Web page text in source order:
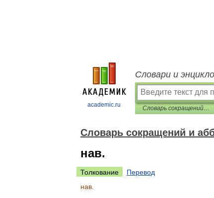
academic.ru
Словари и
Словарь сокращений и аббревиатур
Словарь сокращений и
нав.
Толкование
Перевод
нав